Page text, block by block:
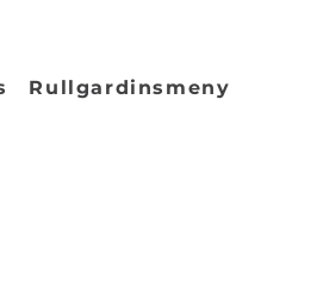
Rullgardinsmeny